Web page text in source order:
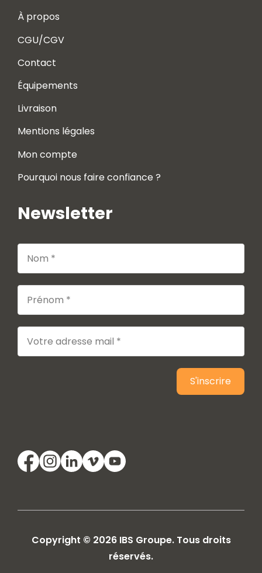
À propos
CGU/CGV
Contact
Équipements
Livraison
Mentions légales
Mon compte
Pourquoi nous faire confiance ?
Newsletter
Copyright © 2026 IBS Groupe. Tous droits
réservés.